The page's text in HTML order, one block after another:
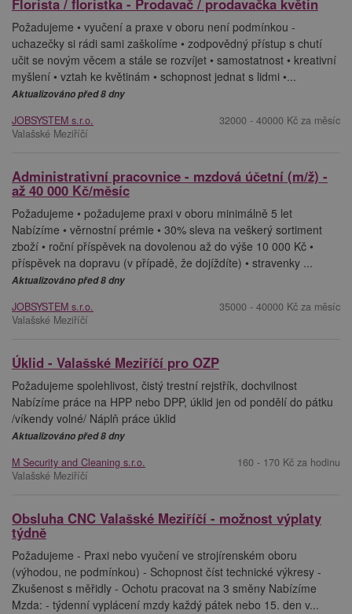
Florista / floristka - Prodavač / prodavačka květin
Požadujeme • vyučení a praxe v oboru není podmínkou -
uchazečky si rádi sami zaškolíme • zodpovědný přístup s chutí
učit se novým věcem a stále se rozvíjet • samostatnost • kreativní
myšlení • vztah ke květinám • schopnost jednat s lidmi •...
Aktualizováno před 8 dny
JOBSYSTEM s.r.o.
Valašské Meziříčí
32000 - 40000 Kč za měsíc
Administrativní pracovnice - mzdová účetní (m/ž) -
až 40 000 Kč/měsíc
Požadujeme • požadujeme praxi v oboru minimálně 5 let
Nabízíme • věrnostní prémie • 30% sleva na veškerý sortiment
zboží • roční příspěvek na dovolenou až do výše 10 000 Kč •
příspěvek na dopravu (v případě, že dojíždíte) • stravenky ...
Aktualizováno před 8 dny
JOBSYSTEM s.r.o.
Valašské Meziříčí
35000 - 40000 Kč za měsíc
Úklid - Valašské Meziříčí pro OZP
Požadujeme spolehlivost, čistý trestní rejstřík, dochvilnost
Nabízíme práce na HPP nebo DPP, úklid jen od pondělí do pátku
/víkendy volné/ Náplň práce úklid
Aktualizováno před 8 dny
M Security and Cleaning s.r.o.
Valašské Meziříčí
160 - 170 Kč za hodinu
Obsluha CNC Valašské Meziříčí - možnost výplaty
týdně
Požadujeme - Praxi nebo vyučení ve strojírenském oboru
(výhodou, ne podmínkou) - Schopnost číst technické výkresy -
Zkušenost s měřidly - Ochotu pracovat na 3 směny Nabízíme
Mzda: - týdenní vyplácení mzdy každý pátek nebo 15. den v...